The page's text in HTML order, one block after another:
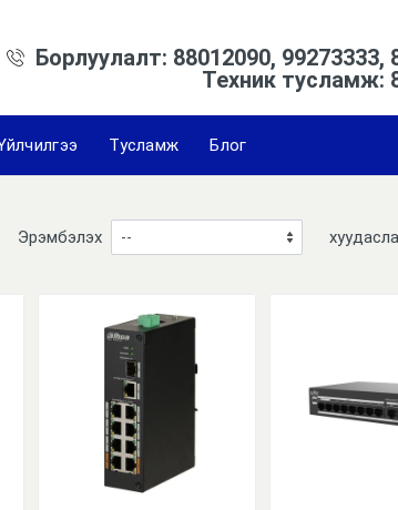
Борлуулалт: 88012090, 99273333,
Техник тусламж:
Тусламж Блог
Эрэмбэлэх